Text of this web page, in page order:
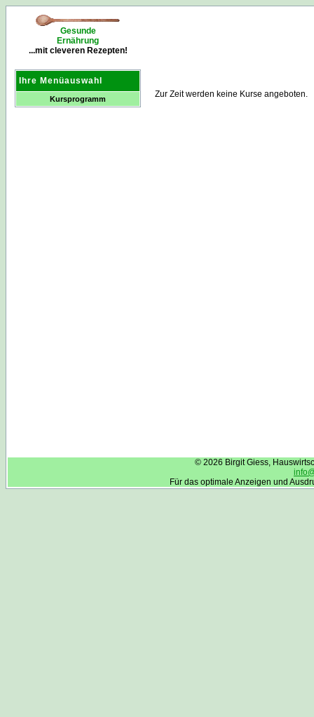
Gesunde
Ernährung
...mit cleveren Rezepten!
Ihre Menüauswahl
Kursprogramm Zur Zeit werden keine Kurse angeboten.
© 2026 Birgit Giess,
Für das optimale Anzeigen und